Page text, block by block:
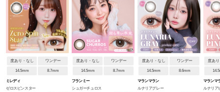
度あり・なし ワンデー
14.5mm 8.7mm
ミレディ
ゼロスピンスター
度あり・なし ワンデー
14.5mm 8.7mm
フランミー
シュガーチュロス
度あり・なし ワンデー
14.5mm 8.6mm
マランマラン
ルナリアグレー
度あ
マランマ
ルナリア